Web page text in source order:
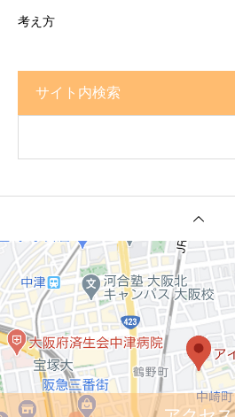
考え方
サイト内検索